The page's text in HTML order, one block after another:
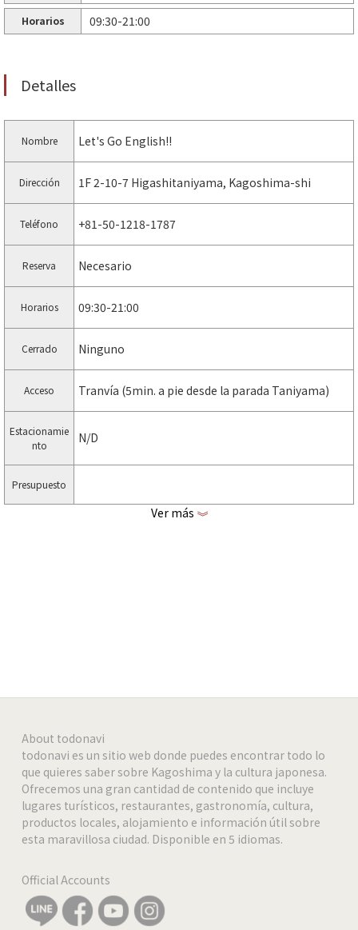
Horarios 09:30-21:00
Detalles
Nombre Let's Go English!!
Dirección 1F 2-10-7 Higashitaniyama, Kagoshima-shi
Teléfono +81-50-1218-1787
Reserva Necesario
Horarios 09:30-21:00
Cerrado Ninguno
Acceso Tranvía (5min. a pie desde la parada Taniyama)
Estacionamie
nto
N/D
Presupuesto
Ver más 《
About todonavi
todonavi es un sitio web donde puedes encontrar todo lo
que quieres saber sobre Kagoshima y la cultura japonesa.
Ofrecemos una gran cantidad de contenido que incluye
lugares turísticos, restaurantes, gastronomía, cultura,
productos locales, alojamiento e información útil sobre
esta maravillosa ciudad. Disponible en 5 idiomas.
Official Accounts